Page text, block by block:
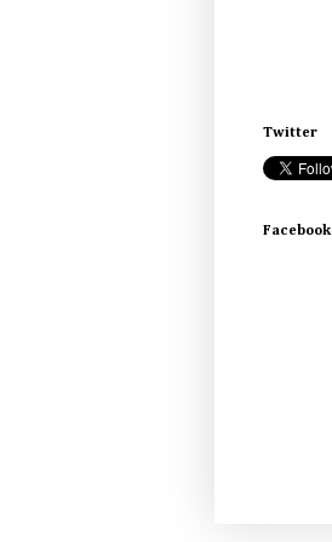
Twitter
Facebook